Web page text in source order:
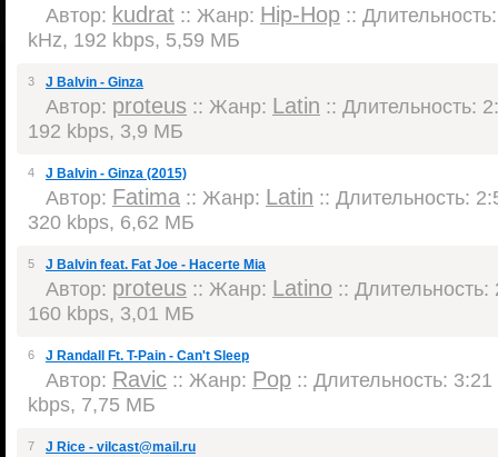
Автор: kudrat :: Жанр: Hip-Hop ::
kHz, 192 kbps, 5,59 МБ
3 J Balvin - Ginza
Автор: proteus :: Жанр: Latin :: Длительность:
192 kbps, 3,9 МБ
4 J Balvin - Ginza (2015)
Автор: Fatima :: Жанр: Latin :: Длительность:
320 kbps, 6,62 МБ
5 J Balvin feat. Fat Joe - Hacerte Mia
Автор: proteus :: Жанр: Latinо ::
160 kbps, 3,01 МБ
6 J Randall Ft. T-Pain - Can't Sleep
Автор: Ravic :: Жанр: Pop :: Длительность:
kbps, 7,75 МБ
7 J Rice - vilcast@mail.ru